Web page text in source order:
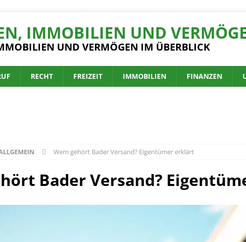
IMMOBILIEN UND
UND VERMÖGEN IM ÜBERBLICK
RECHT FREIZEIT IMMOBILIEN FINANZEN
Wem gehört Bader Versand? Eigentümer erklärt
Bader Versand?